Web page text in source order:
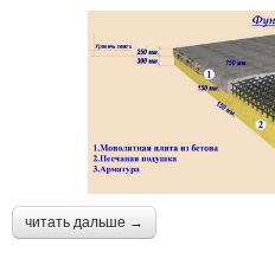
читать дальше →